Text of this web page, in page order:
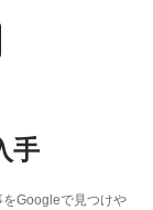
手
Googleで見つけや